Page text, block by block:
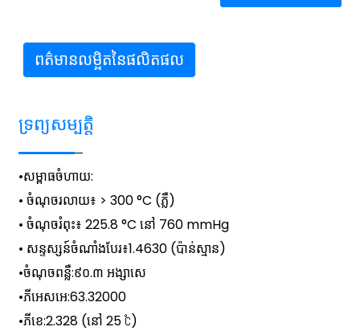
ព​ត៌​មាន​លម្អិត​នៃ​ផលិតផល
ទ្រព្យសម្បត្តិ
•សម្ពាធចំហាយ:
• ចំណុចរលាយ៖ > 300 °C (ភ្លឺ)
• ចំណុចរំពុះ៖ 225.8 °C នៅ 760 mmHg
• សន្ទស្សន៍ចំណាំងបែរ៖1.4630 (ប៉ាន់ស្មាន)
•ចំណុច​ពន្លឺ:៩០.៣ អង្សាសេ
•ភីអេសអេ:63.32000
•ភីខេ:2.328 (នៅ 25 ℃)